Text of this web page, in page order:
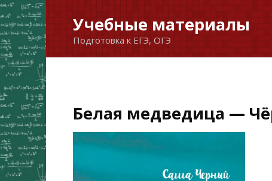
Перейти
к
содержанию
Учебные материалы
Подготовка к ЕГЭ, ОГЭ
Белая медведица —